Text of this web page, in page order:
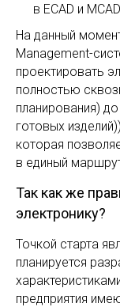
в ECAD и
На данный
Management-
проектировать
полностью
планирования)
готовых
которая
в единый
Так как же
электронику?
Точкой старта
планируется
предприятия